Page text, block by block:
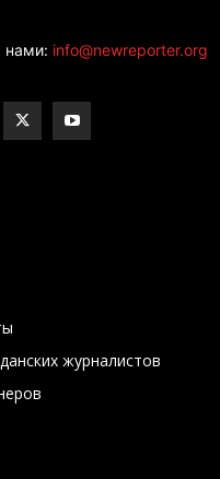
нами: info@newreporter.org
журналистов